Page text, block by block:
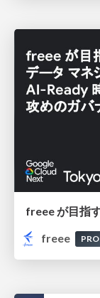
freee
PRO